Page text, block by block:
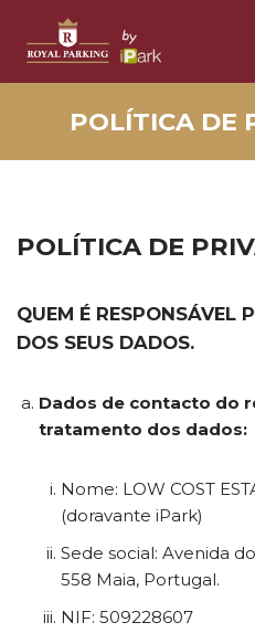
Avançar
para
POLÍTICA DE
POLÍTICA DE
QUEM É RESPONSÁVEL
DOS SEUS DADOS.
Dados de contacto do
tratamento dos dados:
Nome: LOW COST
(doravante iPark)
Sede social: Avenida
558 Maia, Portugal.
NIF: 509228607